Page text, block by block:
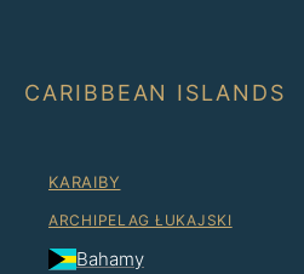
CARIBBEAN ISLANDS
KARAIBY
ARCHIPELAG ŁUKAJSKI
Bahamy